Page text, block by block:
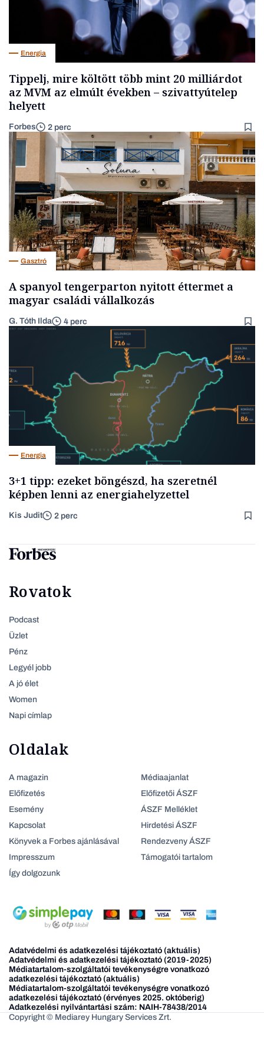
Energia
Tippelj, mire költött több mint 20 milliárdot
az MVM az elmúlt években – szivattyútelep
helyett
Forbes 2 perc
Gasztró
A spanyol tengerparton nyitott éttermet a
magyar családi vállalkozás
G. Tóth Ilda 4 perc
Energia
3+1 tipp: ezeket böngészd, ha szeretnél
képben lenni az energiahelyzettel
Kis Judit 2 perc
Rovatok
Podcast
Üzlet
Pénz
Legyél jobb
A jó élet
Women
Napi címlap
Oldalak
A magazin
Előfizetés
Esemény
Kapcsolat
Könyvek a Forbes ajánlásával
Impresszum
Így dolgozunk
Médiaajanlat
Előfizetői ÁSZF
ÁSZF Melléklet
Hirdetési ÁSZF
Rendezveny ÁSZF
Támogatói tartalom
Adatvédelmi és adatkezelési tájékoztató (aktuális)
Adatvédelmi és adatkezelési tájékoztató (2019-2025)
Médiatartalom-szolgáltatói tevékenységre vonatkozó
adatkezelési tájékoztató (aktuális)
Médiatartalom-szolgáltatói tevékenységre vonatkozó
adatkezelési tájékoztató (érvényes 2025. októberig)
Adatkezelési nyilvántartási szám: NAIH-78438/2014
Copyright © Mediarey Hungary Services Zrt.